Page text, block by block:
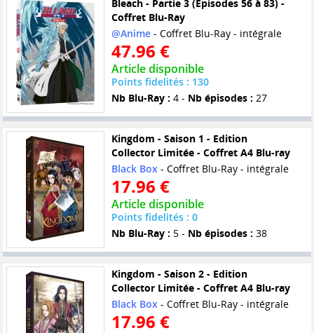
Bleach - Partie 3 (Episodes 56 à 83) -
Coffret Blu-Ray
@Anime- Coffret Blu-Ray - intégrale
47.96 €
Article disponible
Points fidelités : 130
Nb Blu-Ray : 4 - Nb épisodes : 27
Kingdom - Saison 1 - Edition
Collector Limitée - Coffret A4 Blu-ray
Black Box- Coffret Blu-Ray - intégrale
17.96 €
Article disponible
Points fidelités : 0
Nb Blu-Ray : 5 - Nb épisodes : 38
Kingdom - Saison 2 - Edition
Collector Limitée - Coffret A4 Blu-ray
Black Box- Coffret Blu-Ray - intégrale
17.96 €